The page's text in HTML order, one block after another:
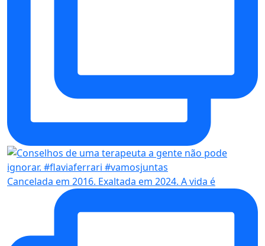
Cancelada em 2016. Exaltada em 2024. A vida é